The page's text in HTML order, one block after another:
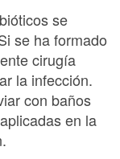
se
se ha formado
cirugía
la infección.
con baños
en la